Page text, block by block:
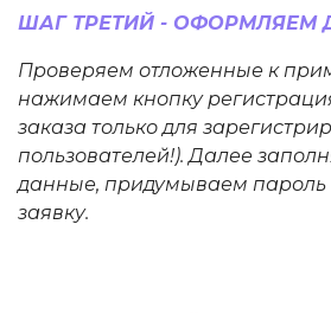
ШАГ ТРЕТИЙ - ОФОРМЛЯЕМ
Проверяем отложенные к
нажимаем кнопку
заказа только для
пользователей!). Далее
данные, придумываем пароль
заявку.